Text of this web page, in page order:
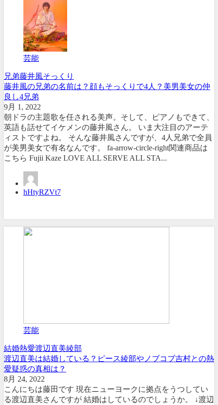
芸能
兄弟藤井風そっくり
藤井風の兄弟の名前は？顔もそっくりで4人？美男美女の仲
良し4兄弟
9月 1, 2022
朝ドラの主題歌を任される美声。そして、ピアノもできて、
英語も話せてイケメンの藤井風さん。 いま大注目のアーテ
ィストですよね。 そんな藤井風さんですが、4人兄弟で全員
が美男美女で有名なんです。 fa-arrow-circle-right関連商品は
こちら Fujii Kaze LOVE ALL SERVE ALL STA...
hHtyRZVt7
芸能
結婚熱愛渡辺直美綾部
渡辺直美は結婚している？ピース綾部やノブコブ吉村との熱
愛疑惑の真相は？
8月 24, 2022
こんにちは藤田です 現在ニューヨークに拠点をうつしてい
る渡辺直美さんですが 結婚はしているのでしょうか。 ↓渡辺